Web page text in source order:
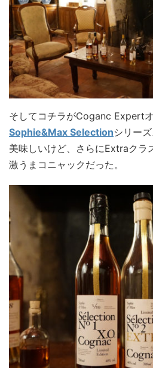
そしてコチラがCoganc Expert
Sophie&Max Selectionシリー
美味しいけど、さらにExtraク
激うまコニャックだった。